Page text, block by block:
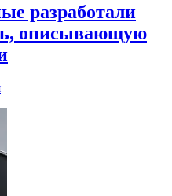
разработали
описывающую